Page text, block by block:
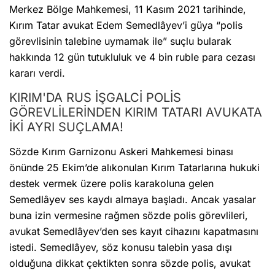
Merkez Bölge Mahkemesi, 11 Kasım 2021 tarihinde,
Kırım Tatar avukat Edem Semedlâyev’i güya “polis
görevlisinin talebine uymamak ile” suçlu bularak
hakkında 12 gün tutukluluk ve 4 bin ruble para cezası
kararı verdi.
KIRIM'DA RUS İŞGALCİ POLİS
GÖREVLİLERİNDEN KIRIM TATARI AVUKATA
İKİ AYRI SUÇLAMA!
Sözde Kırım Garnizonu Askeri Mahkemesi binası
önünde 25 Ekim’de alıkonulan Kırım Tatarlarına hukuki
destek vermek üzere polis karakoluna gelen
Semedlâyev ses kaydı almaya başladı. Ancak yasalar
buna izin vermesine rağmen sözde polis görevlileri,
avukat Semedlâyev’den ses kayıt cihazını kapatmasını
istedi. Semedlâyev, söz konusu talebin yasa dışı
olduğuna dikkat çektikten sonra sözde polis, avukat